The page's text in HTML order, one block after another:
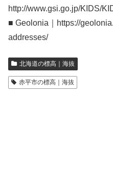
http://www.gsi.go.jp/KIDS/
■ Geolonia｜https://
addresses/
北海道の標高｜海抜
赤平市の標高｜海抜